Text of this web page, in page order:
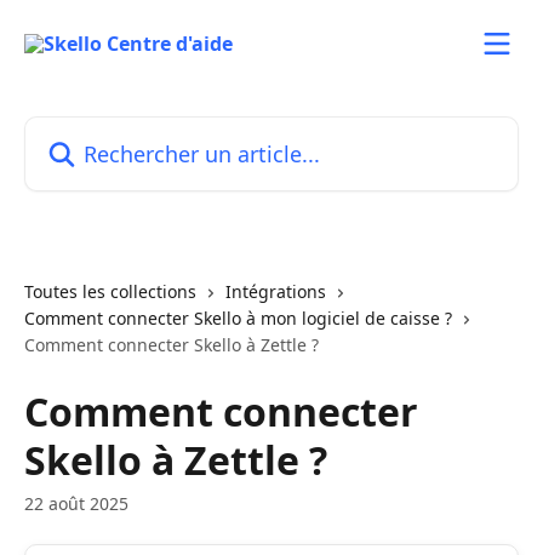
Toutes les collections
Intégrations
Comment connecter Skello à mon logiciel de caisse ?
Comment connecter Skello à Zettle ?
Comment connecter
Skello à Zettle ?
22 août 2025